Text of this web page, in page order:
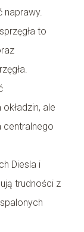
naprawy.
to
ale
centralnego
Diesla i
trudności z